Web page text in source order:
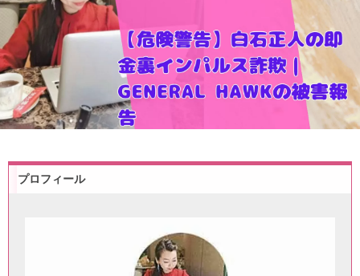
プロフィール